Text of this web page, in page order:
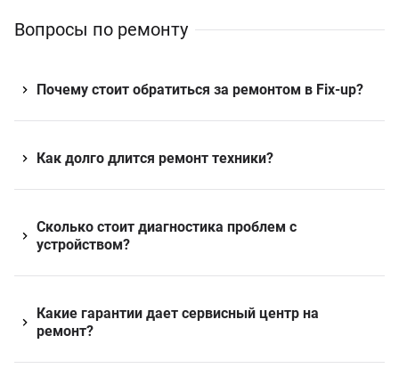
Вопросы по ремонту
Почему стоит обратиться за ремонтом в Fix-up?
Как долго длится ремонт техники?
Сколько стоит диагностика проблем с
устройством?
Какие гарантии дает сервисный центр на
ремонт?